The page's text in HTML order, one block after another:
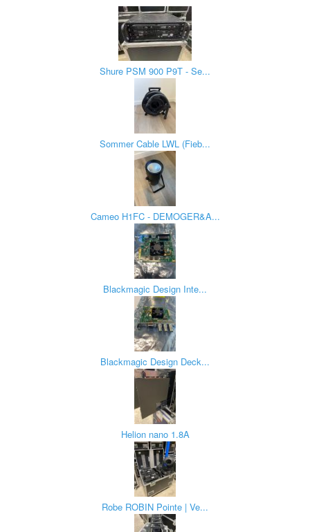
Shure PSM 900 P9T - Se...
Sommer Cable LWL (Fieb...
Cameo H1FC - DEMOGER&A...
Blackmagic Design Inte...
Blackmagic Design Deck...
Helion nano 1.8A
Robe ROBIN Pointe | Ve...